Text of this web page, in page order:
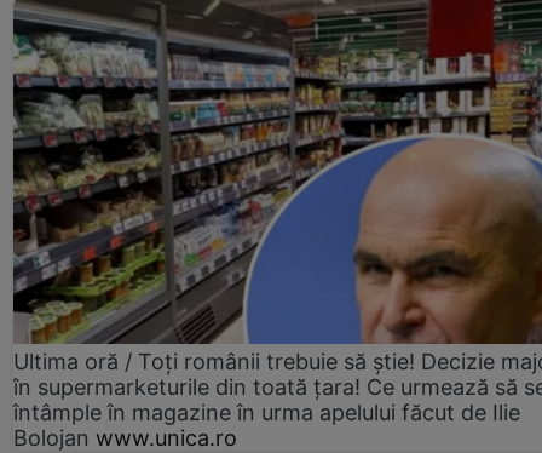
Ultima oră / Toți românii trebuie să știe! Decizie
în supermarketurile din toată țara! Ce urmează să
întâmple în magazine în urma apelului făcut de Ilie
Bolojan www.unica.ro